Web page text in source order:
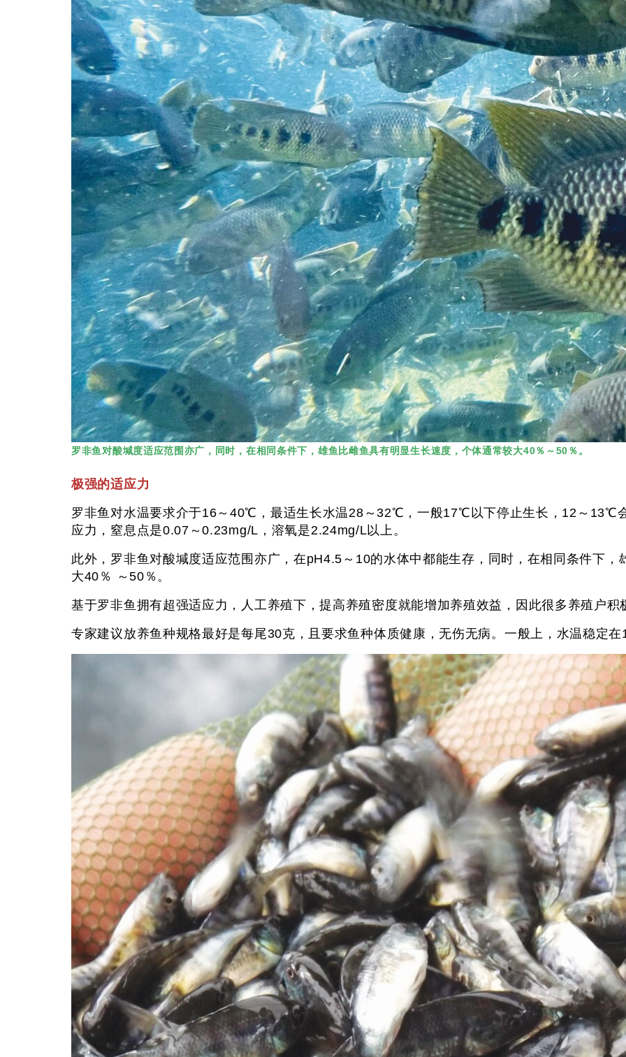
罗非鱼对酸堿度适应范围亦广，同时，在相同条件下，雄鱼比雌鱼具有明显生长速度，个体通常较大40％～50％。
极强的适应力
罗非鱼对水温要求介于16～40℃，最适生长水温28～32℃，一般17℃以下停止生长，12～13℃
应力，窒息点是0.07～0.23mg/L，溶氧是2.24mg/L以上。
此外，罗非鱼对酸堿度适应范围亦广，在pH4.5～10的水体中都能生存，同时，在相同条件下
大40％ ～50％。
基于罗非鱼拥有超强适应力，人工养殖下，提高养殖密度就能增加养殖效益，因此很多养殖户积
专家建议放养鱼种规格最好是每尾30克，且要求鱼种体质健康，无伤无病。一般上，水温稳定